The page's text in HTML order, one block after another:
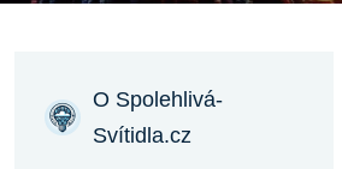
O Spolehlivá-
Svítidla.cz